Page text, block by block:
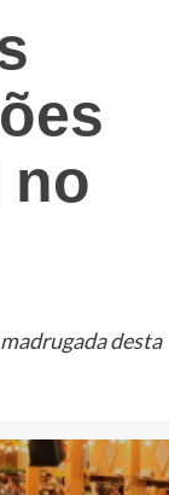
no
desta